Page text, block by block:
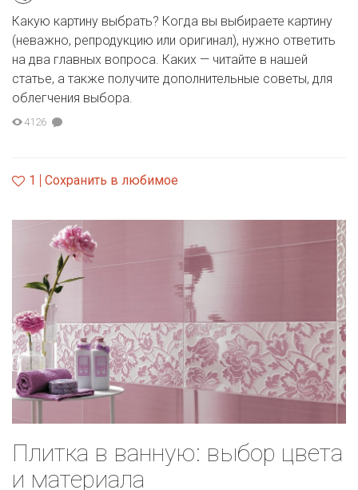
Какую картину выбрать? Когда вы выбираете картину
(неважно, репродукцию или оригинал), нужно ответить
на два главных вопроса. Каких — читайте в нашей
статье, а также получите дополнительные советы, для
облегчения выбора.
4126
1 Сохранить в любимое
Плитка в ванную: выбор цвета
и материала